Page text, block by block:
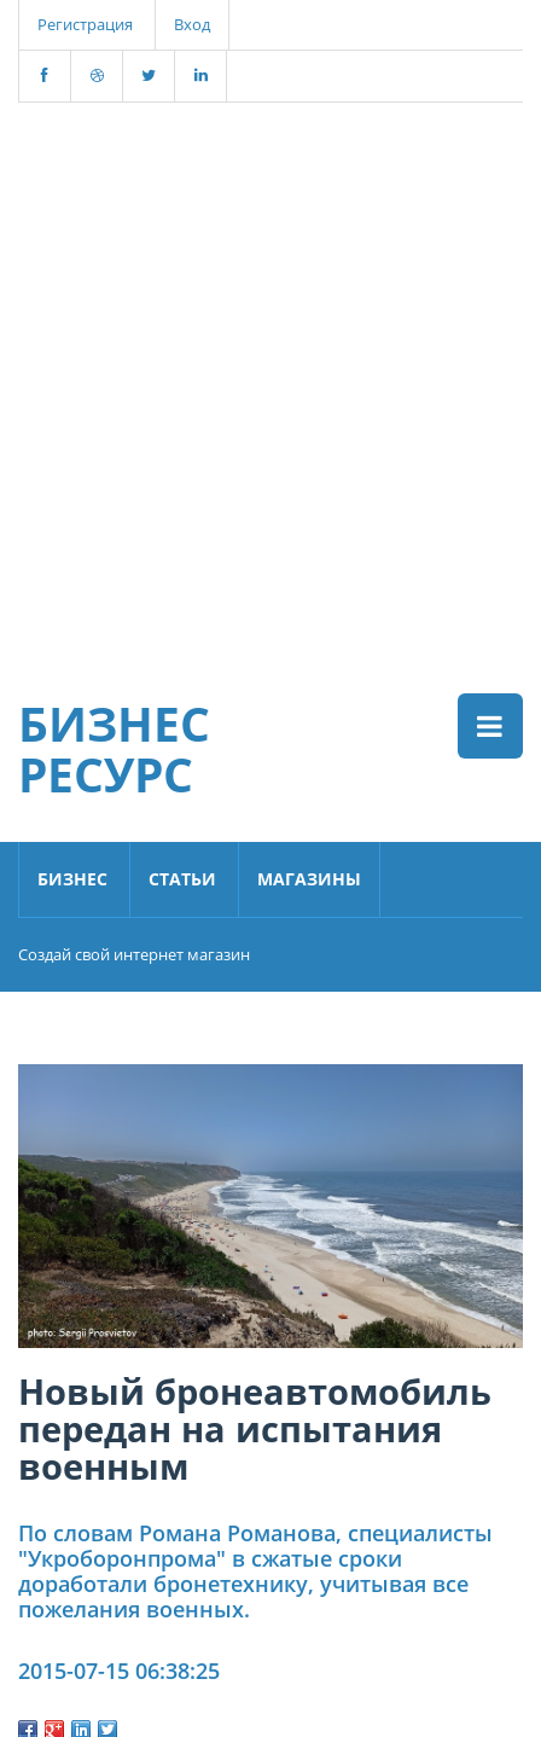
Регистрация Вход
БИЗНЕС
РЕСУРС
БИЗНЕС СТАТЬИ МАГАЗИНЫ
Создай свой интернет магазин
Новый бронеавтомобиль
передан на испытания
военным
По словам Романа Романова, специалисты
"Укроборонпрома" в сжатые сроки
доработали бронетехнику, учитывая все
пожелания военных.
2015-07-15 06:38:25